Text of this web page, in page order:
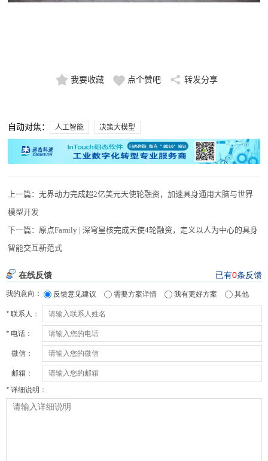
我要收藏 点个赞吧 转发分享
自动对焦： 人工智能 决策大模型
上一篇：无界动力完成超2亿美元天使轮融资，加速具身通用大脑与世界
模型开发
下一篇： 原点Family | 深穹星核完成天使4轮融资，定义以人为中心的具身
智能交互新范式